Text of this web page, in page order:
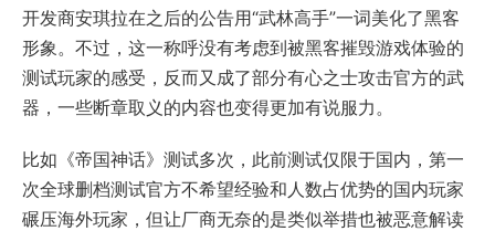
开发商安琪拉在之后的公告用“武林高手”一词美化了黑客
形象。不过，这一称呼没有考虑到被黑客摧毁游戏体验的
测试玩家的感受，反而又成了部分有心之士攻击官方的武
器，一些断章取义的内容也变得更加有说服力。
比如《帝国神话》测试多次，此前测试仅限于国内，第一
次全球删档测试官方不希望经验和人数占优势的国内玩家
碾压海外玩家，但让厂商无奈的是类似举措也被恶意解读